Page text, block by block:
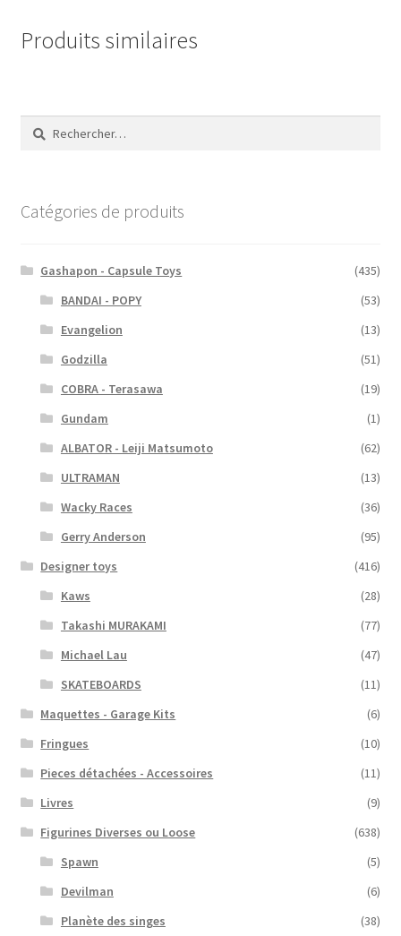
Produits similaires
Rechercher :
Catégories de produits
Gashapon - Capsule Toys
(435)
BANDAI - POPY
(53)
Evangelion
(13)
Godzilla
(51)
COBRA - Terasawa
(19)
Gundam
(1)
ALBATOR - Leiji Matsumoto
(62)
ULTRAMAN
(13)
Wacky Races
(36)
Gerry Anderson
(95)
Designer toys
(416)
Kaws
(28)
Takashi MURAKAMI
(77)
Michael Lau
(47)
SKATEBOARDS
(11)
Maquettes - Garage Kits
(6)
Fringues
(10)
Pieces détachées - Accessoires
(11)
Livres
(9)
Figurines Diverses ou Loose
(638)
Spawn
(5)
Devilman
(6)
Planète des singes
(38)